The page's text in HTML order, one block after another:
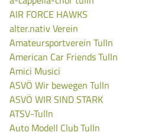
AIR FORCE HAWKS
alter.nativ Verein
Amateursportverein Tulln
American Car Friends Tulln
Amici Musici
ASVÖ Wir bewegen Tulln
ASVÖ WIR SIND STARK
ATSV-Tulln
Auto Modell Club Tulln